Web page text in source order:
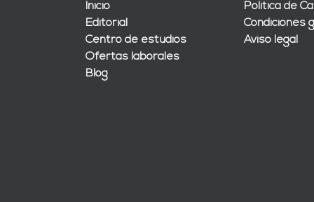
Inicio
Editorial
Centro de estudios
Ofertas laborales
Blog
Política de
Condiciones
Aviso legal